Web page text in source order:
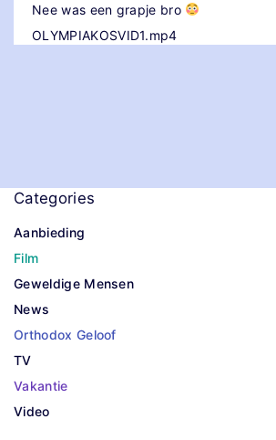
Nee was een grapje bro
OLYMPIAKOSVID1.mp4
Categories
Aanbieding
Film
Geweldige Mensen
News
Orthodox Geloof
TV
Vakantie
Video